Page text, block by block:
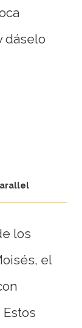
dáselo
los
el
Estos